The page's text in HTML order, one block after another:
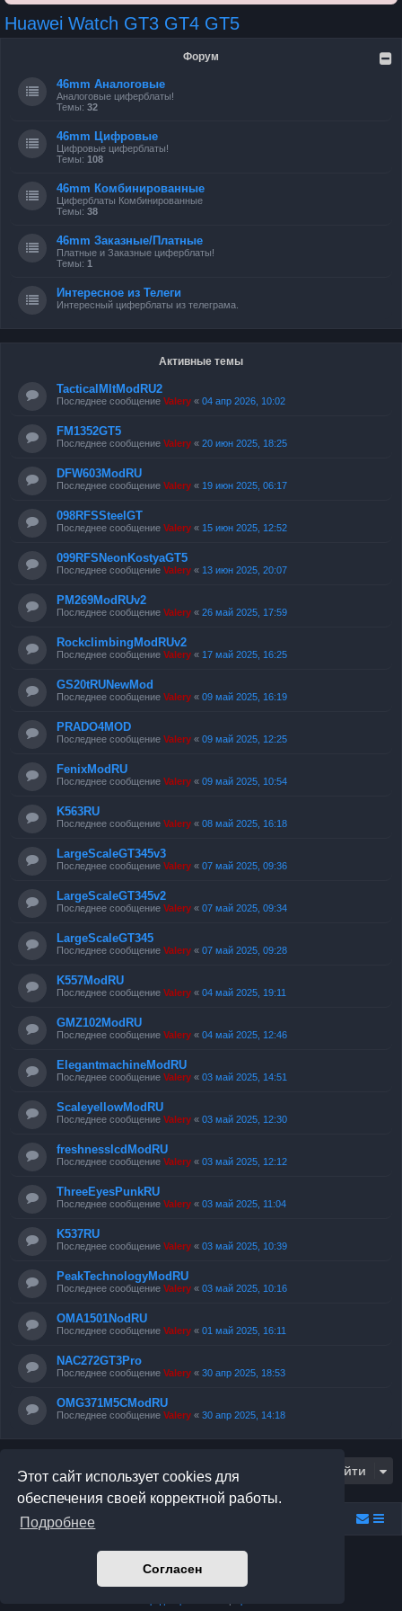
Этот сайт использует cookies для
обеспечения своей корректной работы.
Подробнее
Согласен
Huawei Watch GT3 GT4 GT5
Форум
46mm Аналоговые
Аналоговые циферблаты!
Темы: 32
46mm Цифровые
Цифровые циферблаты!
Темы: 108
46mm Комбинированные
Циферблаты Комбинированные
Темы: 38
46mm Заказные/Платные
Платные и Заказные циферблаты!
Темы: 1
Интересное из Телеги
Интересный циферблаты из телеграма.
Активные темы
TacticalMItModRU2
Последнее сообщение Valery « 04 апр 2026, 10:02
FM1352GT5
Последнее сообщение Valery « 20 июн 2025, 18:25
DFW603ModRU
Последнее сообщение Valery « 19 июн 2025, 06:17
098RFSSteelGT
Последнее сообщение Valery « 15 июн 2025, 12:52
099RFSNeonKostyaGT5
Последнее сообщение Valery « 13 июн 2025, 20:07
PM269ModRUv2
Последнее сообщение Valery « 26 май 2025, 17:59
RockclimbingModRUv2
Последнее сообщение Valery « 17 май 2025, 16:25
GS20tRUNewMod
Последнее сообщение Valery « 09 май 2025, 16:19
PRADO4MOD
Последнее сообщение Valery « 09 май 2025, 12:25
FenixModRU
Последнее сообщение Valery « 09 май 2025, 10:54
K563RU
Последнее сообщение Valery « 08 май 2025, 16:18
LargeScaleGT345v3
Последнее сообщение Valery « 07 май 2025, 09:36
LargeScaleGT345v2
Последнее сообщение Valery « 07 май 2025, 09:34
LargeScaleGT345
Последнее сообщение Valery « 07 май 2025, 09:28
K557ModRU
Последнее сообщение Valery « 04 май 2025, 19:11
GMZ102ModRU
Последнее сообщение Valery « 04 май 2025, 12:46
ElegantmachineModRU
Последнее сообщение Valery « 03 май 2025, 14:51
ScaleyellowModRU
Последнее сообщение Valery « 03 май 2025, 12:30
freshnesslcdModRU
Последнее сообщение Valery « 03 май 2025, 12:12
ThreeEyesPunkRU
Последнее сообщение Valery « 03 май 2025, 11:04
K537RU
Последнее сообщение Valery « 03 май 2025, 10:39
PeakTechnologyModRU
Последнее сообщение Valery « 03 май 2025, 10:16
OMA1501NodRU
Последнее сообщение Valery « 01 май 2025, 16:11
NAC272GT3Pro
Последнее сообщение Valery « 30 апр 2025, 18:53
OMG371M5CModRU
Последнее сообщение Valery « 30 апр 2025, 14:18
Перейти
Relax.F.Studio
Создано на основеphpBB® Forum Software © phpBB Limited
Prosilver Dark Edition by
Русская поддержка phpBB